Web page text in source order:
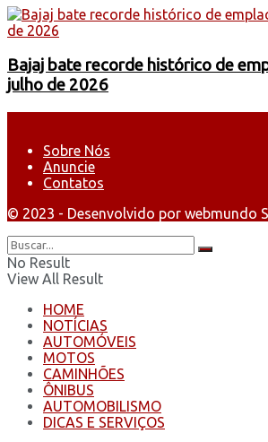
Bajaj bate recorde histórico de
julho de 2026
Sobre Nós
Anuncie
Contatos
© 2023 - Desenvolvido por webmundo
No Result
View All Result
HOME
NOTÍCIAS
AUTOMÓVEIS
MOTOS
CAMINHÕES
ÔNIBUS
AUTOMOBILISMO
DICAS E SERVIÇOS